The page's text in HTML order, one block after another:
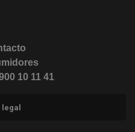
(abre en ventana nueva)
10 11 41